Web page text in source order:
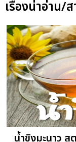
เรื่องน่าอ่าน/ส
น้ำขิงมะนาว